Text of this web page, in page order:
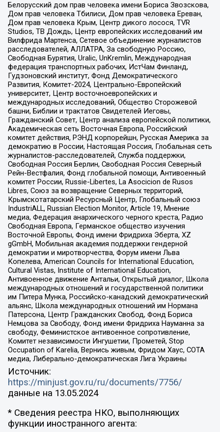
Белорусский дом прав человека имени Бориса Звозскова,
Дом прав человека Тбилиси, Дом прав человека Ереван,
Дом прав человека Крым, Центр дикого лосося, TVR
Studios, ТВ Дождь, Центр европейских исследований им
Вилфрида Мартенса, Сетевое объединение журналистов
расследователей, АЛЛАТРА, За свободную Россию,
Свободная Бурятия, Uralic, UnKremlin, Международная
федерация транспортных рабочих, ИстЧам Финланд,
Гудзоновский институт, Фонд Демократического
Развития, Комитет-2024, Центрально-Европейский
университет, Центр восточноевропейских и
международных исследований, Общество Сторожевой
башни, Библии и трактатов Свидетелей Иеговы,
Гражданский Совет, Центр анализа европейской политики,
Академическая сеть Восточная Европа, Российский
комитет действия, РЭНД корпорейшн, Русская Америка за
демократию в России, Настоящая Россия, Глобальная сеть
журналистов-расследователей, Служба поддержки,
Свободная Россия Берлин, Свободная Россия Северный
Рейн-Вестфалия, Фонд глобальной помощи, Антивоенный
комитет России, Russie-Libertes, La Asocicion de Rusos
Libres, Союз за возвращение Северных территорий,
Крымскотатарский Ресурсный Центр, Глобальный союз
IndustriALL, Russian Election Monitor, Article 19, Мнение
медиа, Федерация анархического черного креста, Радио
Свободная Европа, Германское общество изучения
Восточной Европы, Фонд имени Фридриха Эберта, XZ
gGmbH, Мобильная академия поддержки гендерной
демократии и миротворчества, Форум имени Льва
Копелева, American Councils for International Education,
Cultural Vistas, Institute of International Education,
Антивоенное движение Антальи, Открытый диалог, Школа
международных отношений и государственной политики
им Питера Мунка, Российско-канадский демократический
альянс, Школа международных отношений им Нормана
Патерсона, Центр Гражданских Свобод, Фонд Бориса
Немцова за Свободу, Фонд имени Фридриха Науманна за
свободу, Феминистское антивоенное сопротивление,
Комитет независимости Ингушетии, Прометей, Stop
Occupation of Karelia, Вернись живым, Фридом Хаус, СОТА
медиа, Либерально-демократическая Лига Украины
Источник:
https://minjust.gov.ru/ru/documents/7756/
данные на 13.05.2024
* Сведения реестра НКО, выполняющих
функции иностранного агента: